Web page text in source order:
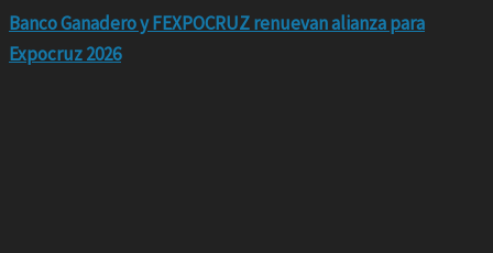
Banco Ganadero y FEXPOCRUZ renuevan alianza para
Expocruz 2026